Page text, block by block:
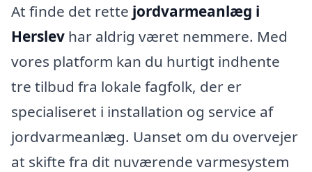
At finde det rette jordvarmeanlæg i
Herslev har aldrig været nemmere. Med
vores platform kan du hurtigt indhente
tre tilbud fra lokale fagfolk, der er
specialiseret i installation og service af
jordvarmeanlæg. Uanset om du overvejer
at skifte fra dit nuværende varmesystem